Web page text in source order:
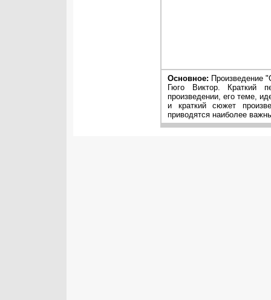
Основное: Произведение
Гюго Виктор. Краткий
произведении, его теме,
и краткий сюжет
приводятся наиболее